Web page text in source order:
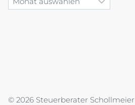
© 2026 Steuerberater Schollmeier